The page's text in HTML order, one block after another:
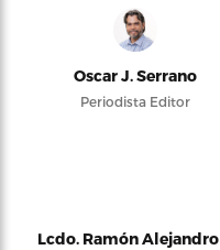
Oscar J. Serrano
Periodista Editor
Lcdo. Ramón Alejandro